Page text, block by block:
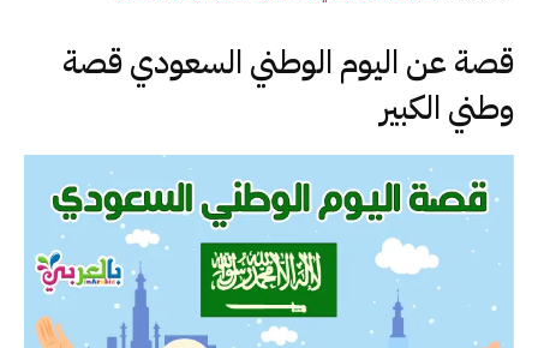
قصة عن اليوم الوطني السعودي قصة
وطني الكبير